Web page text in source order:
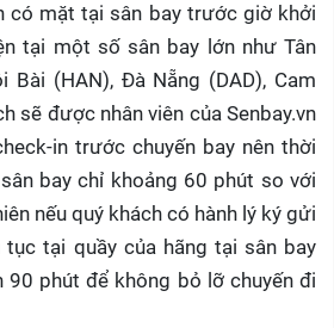
có mặt tại sân bay trước giờ khởi
tại một số sân bay lớn như Tân
Bài (HAN), Đà Nẵng (DAD), Cam
sẽ được nhân viên của Senbay.vn
in trước chuyến bay nên thời
bay chỉ khoảng 60 phút so với
nếu quý khách có hành lý ký gửi
tại quầy của hãng tại sân bay
90 phút để không bỏ lỡ chuyến đi